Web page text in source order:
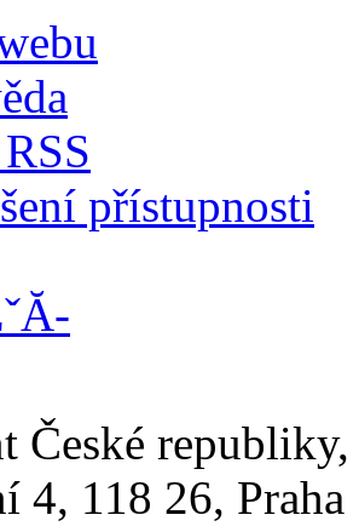
přístupnosti
České
4, 118 26,